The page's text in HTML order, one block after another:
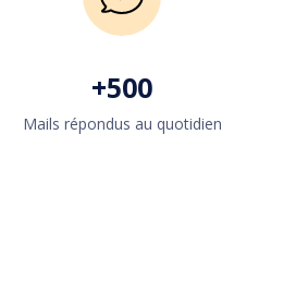
+500
Mails répondus au quotidien